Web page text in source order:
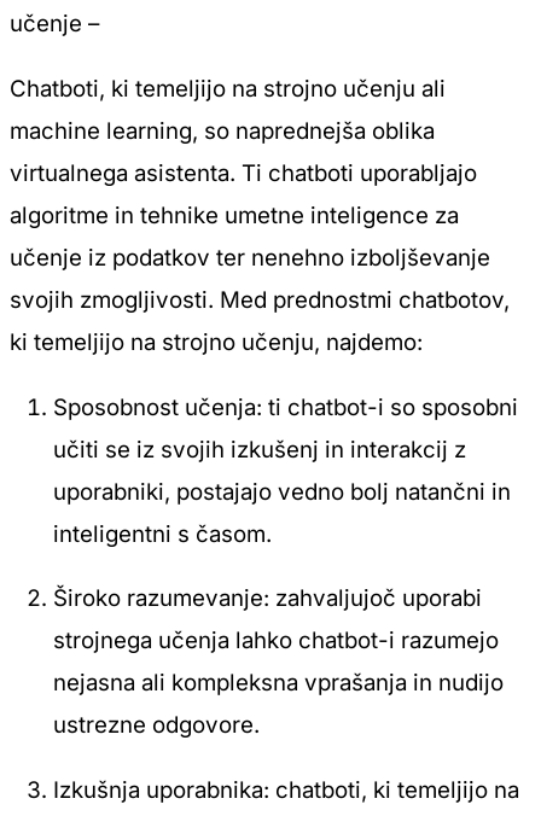
učenje –
Chatboti, ki temeljijo na strojno učenju ali
machine learning, so naprednejša oblika
virtualnega asistenta. Ti chatboti uporabljajo
algoritme in tehnike umetne inteligence za
učenje iz podatkov ter nenehno izboljševanje
svojih zmogljivosti. Med prednostmi chatbotov,
ki temeljijo na strojno učenju, najdemo:
Sposobnost učenja: ti chatbot-i so sposobni
učiti se iz svojih izkušenj in interakcij z
uporabniki, postajajo vedno bolj natančni in
inteligentni s časom.
Široko razumevanje: zahvaljujoč uporabi
strojnega učenja lahko chatbot-i razumejo
nejasna ali kompleksna vprašanja in nudijo
ustrezne odgovore.
Izkušnja uporabnika: chatboti, ki temeljijo na